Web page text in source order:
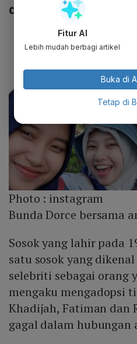
dan Dermawan
Photo : instagram
Bunda Dorce bersama
Sosok yang lahir pada
satu sosok yang
selebriti sebagai orang
mengaku mengadopsi
Khadijah, Fatiman dan
gagal dalam hubungan
Fitur AI
Lebih mudah berbagi artikel
Buka di
Tetap di